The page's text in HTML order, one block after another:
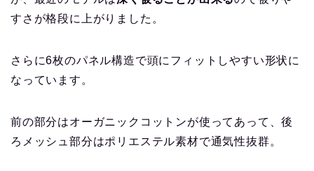
すさが格段に上がりました。
さらに6枚のパネル構造で頭にフィットしやすい形状に
なっています。
前の部分はオーガニックコットンが使ってあって、後
ろメッシュ部分はポリエステル素材で通気性抜群。